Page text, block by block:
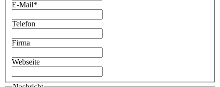
E-Mail*
Telefon
Firma
Webseite